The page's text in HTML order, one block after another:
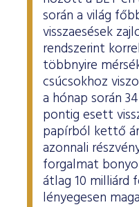
során a világ
visszaesések
rendszerint
többnyire
csúcsokhoz
a hónap során
pontig esett
papírból kettő
azonnali
forgalmat
átlag 10 milliárd
lényegesen